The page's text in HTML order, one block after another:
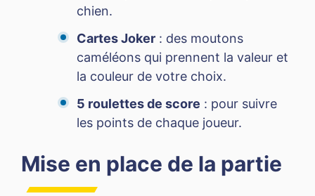
chien.
Cartes Joker : des moutons
caméléons qui prennent la valeur et
la couleur de votre choix.
5 roulettes de score : pour suivre
les points de chaque joueur.
Mise en place de la partie